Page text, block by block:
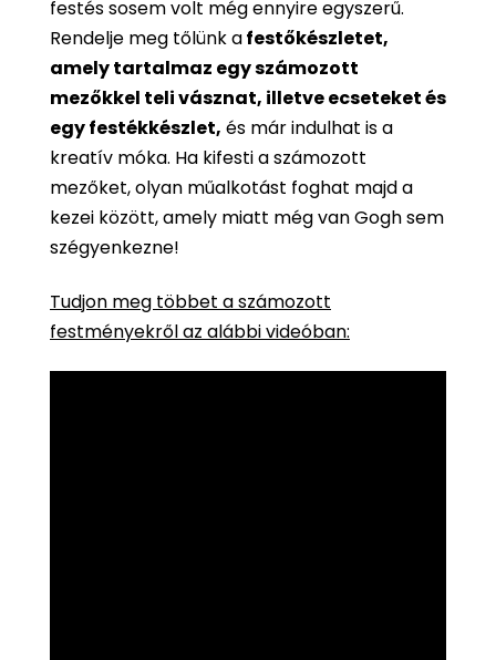
festés sosem volt még ennyire egyszerű.
Rendelje meg tőlünk afestőkészletet,
amely tartalmaz egy számozott
mezőkkel teli vásznat, illetve ecseteket és
egy festékkészlet, és már indulhat is a
kreatív móka. Ha kifesti a számozott
mezőket, olyan műalkotást foghat majd a
kezei között, amely miatt még van Gogh sem
szégyenkezne!
Tudjon meg többet a számozott
festményekről az alábbi videóban: